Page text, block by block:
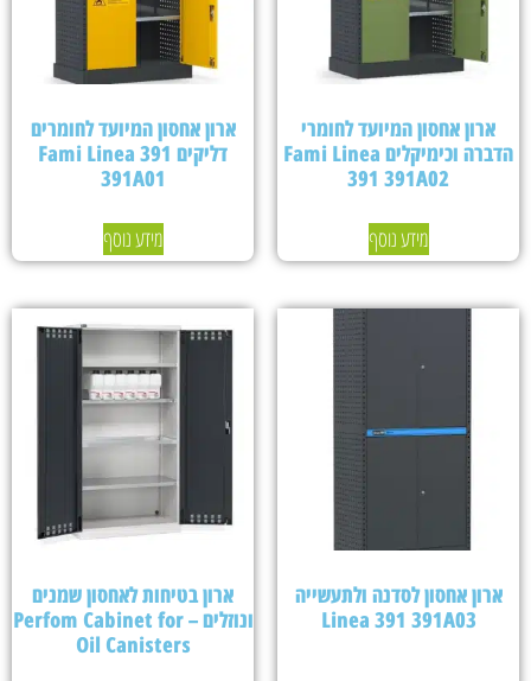
ארון אחסון המיועד לחומרי
הדברה וכימיקלים Fami Linea
391 391A02
מידע נוסף
ארון אחסון המיועד לחומרים
דליקים Fami Linea 391
391A01
מידע נוסף
ארון אחסון לסדנה ולתעשייה
Linea 391 391A03
ארון בטיחות לאחסון שמנים
ונוזלים – Perfom Cabinet for
Oil Canisters